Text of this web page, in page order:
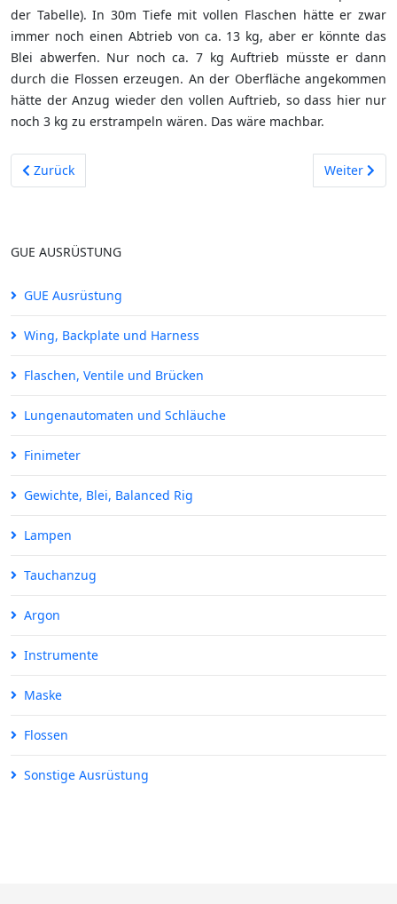
der Tabelle). In 30m Tiefe mit vollen Flaschen hätte er zwar
immer noch einen Abtrieb von ca. 13 kg, aber er könnte das
Blei abwerfen. Nur noch ca. 7 kg Auftrieb müsste er dann
durch die Flossen erzeugen. An der Oberfläche angekommen
hätte der Anzug wieder den vollen Auftrieb, so dass hier nur
noch 3 kg zu erstrampeln wären. Das wäre machbar.
Vorheriger Beitrag: Finimeter
Zurück Nächster
Weiter
GUE AUSRÜSTUNG
GUE Ausrüstung
Wing, Backplate und Harness
Flaschen, Ventile und Brücken
Lungenautomaten und Schläuche
Finimeter
Gewichte, Blei, Balanced Rig
Lampen
Tauchanzug
Argon
Instrumente
Maske
Flossen
Sonstige Ausrüstung